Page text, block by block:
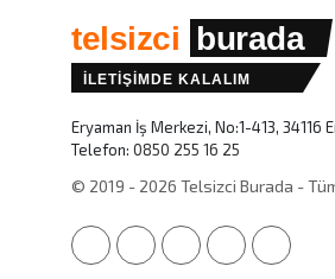
telsizci burada
İLETİŞİMDE KALALIM
Eryaman İş Merkezi, No:1-413, 34116
Telefon: 0850 255 16 25
© 2019 - 2026 Telsizci Burada - Tüm